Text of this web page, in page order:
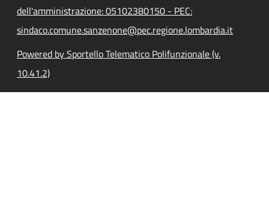
dell'amministrazione: 05102380150 - PEC:
sindaco.comune.sanzenone@pec.regione.lombardia.it
Powered by Sportello Telematico Polifunzionale (v.
10.41.2)